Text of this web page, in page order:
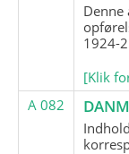
1924-
[Klik
A 082